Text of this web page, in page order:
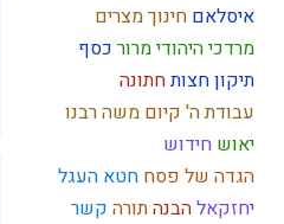
איסלאם חינוךמצרים
מרדכי היהודימרור כסף
תיקון חצותחתונה
עבודת ה' קיום משה רבנו
יאוש חידוש
הגדה של פסח חטא העגל
יחזקאלהבנהתורה קשר